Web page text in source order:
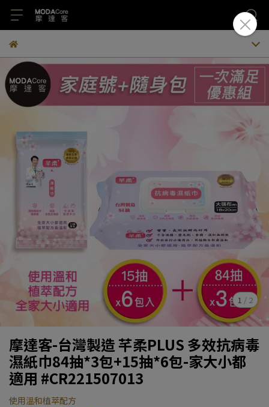
1 / 2
摩達客-台灣製造 芊柔PLUS 多效抗病毒
濕紙巾84抽*3包+15抽*6包-家大小都
適用 #CR221507013
使用溫和植萃配方